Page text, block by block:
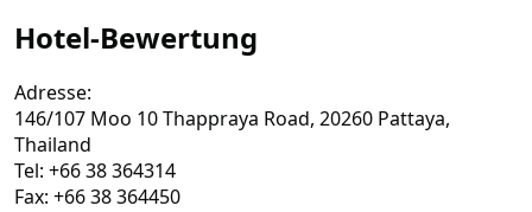
n
(
Hotel-Bewertung
Adresse:
146/107 Moo 10 Thappraya Road, 20260 Pattaya,
Thailand
Tel: +66 38 364314
Fax: +66 38 364450